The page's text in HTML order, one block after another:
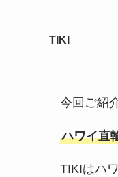
TIKI
今回ご紹
ハワイ直
TIKIはハ